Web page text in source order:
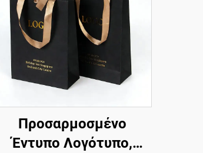
Προσαρμοσμένο
Έντυπο Λογότυπο,